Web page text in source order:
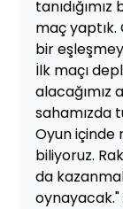
maç yaptık.
bir
İlk maçı
alacağımız
sahamızda
Oyun içinde
biliyoruz.
da
oynayacak."